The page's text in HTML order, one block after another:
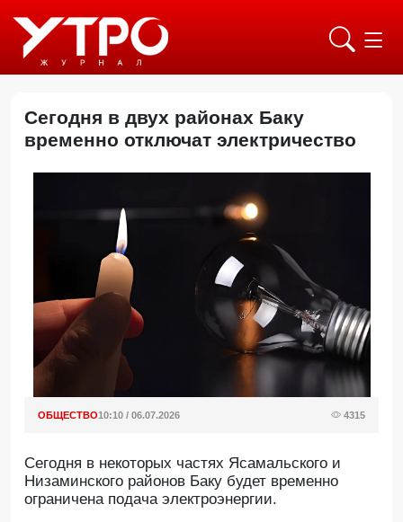
Сегодня в двух районах Баку
временно отключат электричество
ОБЩЕСТВО10:10 / 06.07.2026 4315
Сегодня в некоторых частях Ясамальского и
Низаминского районов Баку будет временно
ограничена подача электроэнергии.